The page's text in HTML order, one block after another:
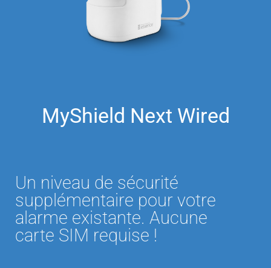
MyShield Next Wired
Un niveau de sécurité
supplémentaire pour votre
alarme existante. Aucune
carte SIM requise !